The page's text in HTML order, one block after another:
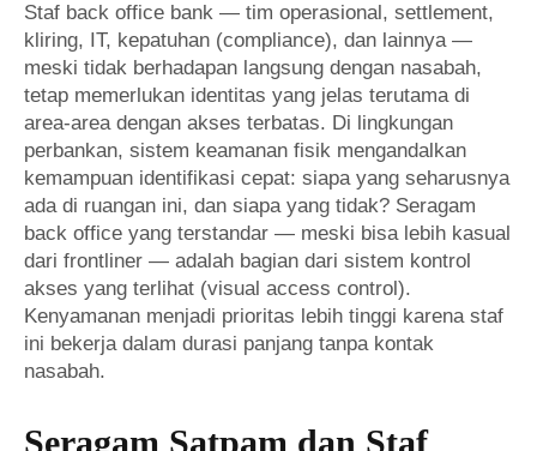
Staf back office bank — tim operasional, settlement,
kliring, IT, kepatuhan (compliance), dan lainnya —
meski tidak berhadapan langsung dengan nasabah,
tetap memerlukan identitas yang jelas terutama di
area-area dengan akses terbatas. Di lingkungan
perbankan, sistem keamanan fisik mengandalkan
kemampuan identifikasi cepat: siapa yang seharusnya
ada di ruangan ini, dan siapa yang tidak? Seragam
back office yang terstandar — meski bisa lebih kasual
dari frontliner — adalah bagian dari sistem kontrol
akses yang terlihat (visual access control).
Kenyamanan menjadi prioritas lebih tinggi karena staf
ini bekerja dalam durasi panjang tanpa kontak
nasabah.
Seragam Satpam dan Staf